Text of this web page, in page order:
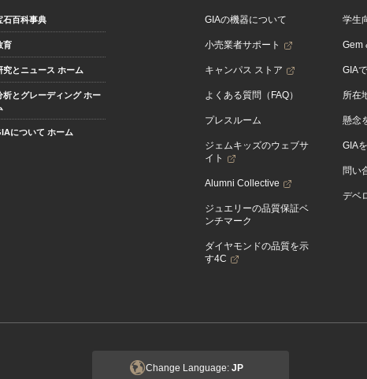
石百科事典
育
究とニュース ホーム
析とグレーディング ホー
について ホーム
GIAの機器について
小売業者サポート
キャンパス ストア
よくある質問（FAQ）
プレスルーム
ジェムキッズのウェブサ
イト
Alumni Collective
ジュエリーの品質保証ベ
ンチマーク
ダイヤモンドの品質を示
す4C
学生
Gem
GIA
所在
懸念
GIA
問い
デベ
Change Language: JP